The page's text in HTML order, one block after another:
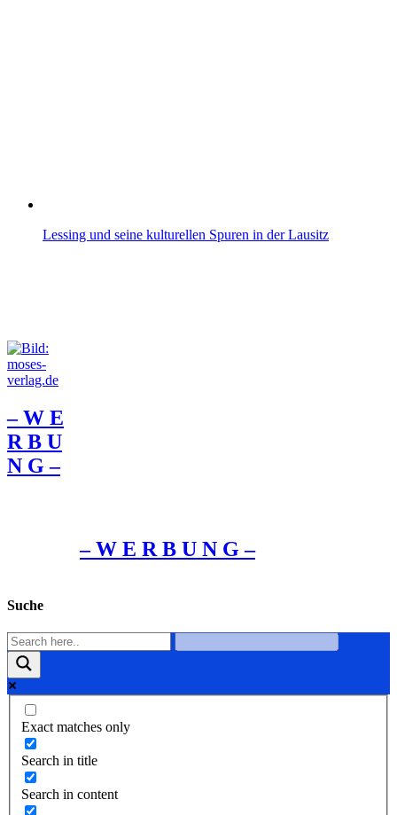
Lessing und seine kulturellen Spuren in der Lausitz
– W Ε
R Β U
Ν G –
– W Ε R Β U Ν G –
Suche
Exact matches only
Search in title
Search in content